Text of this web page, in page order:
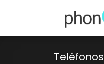
content
Teléfonos